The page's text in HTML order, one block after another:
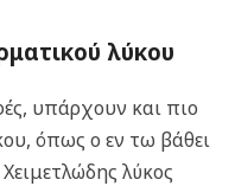
λύκου
υπάρχουν και πιο
όπως ο εν τω βάθει
λύκος